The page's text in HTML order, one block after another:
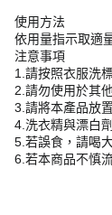
使用方法
依用量指示取適
注意事項
1.請按照衣服洗
2.請勿使用於其
3.請將本產品放
4.洗衣精與漂白
5.若誤食，請喝
6.若本商品不慎